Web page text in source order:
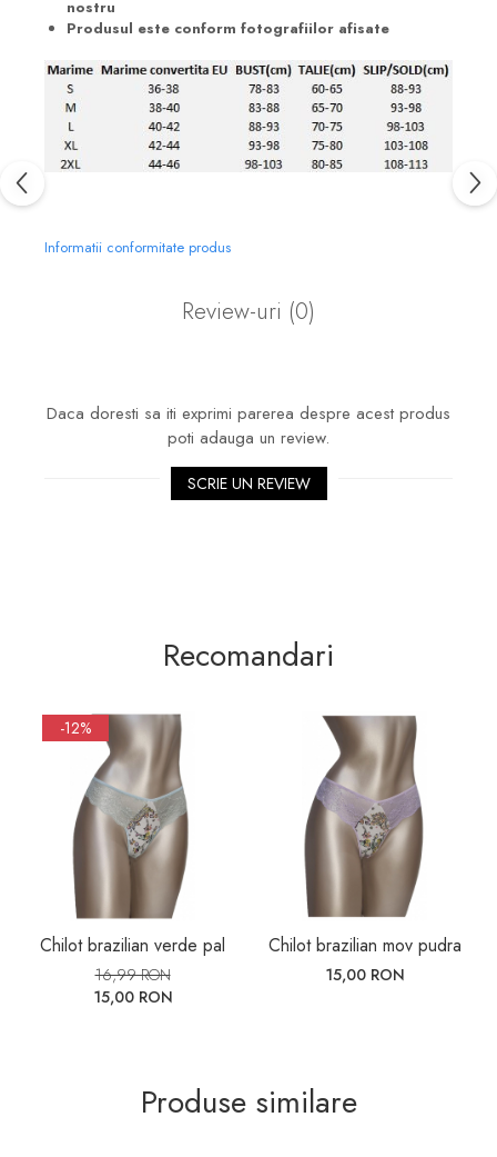
nostru
Produsul este conform fotografiilor afisate
Informatii conformitate produs
Review-uri (0)
Daca doresti sa iti exprimi parerea despre acest produs
poti adauga un review.
SCRIE UN REVIEW
Recomandari
-12%
Chilot brazilian verde pal
16,99 RON
15,00 RON
Chilot brazilian mov pudra
15,00 RON
Produse similare